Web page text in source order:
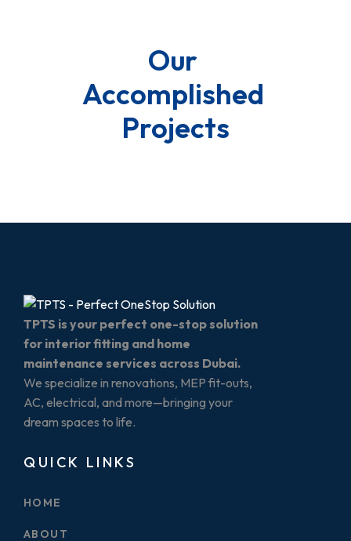
Our
Accomplished
Projects
TPTS is your perfect one-stop solution
for interior fitting and home
maintenance services across Dubai.
We specialize in renovations, MEP fit-outs,
AC, electrical, and more—bringing your
dream spaces to life.
QUICK LINKS
HOME
ABOUT